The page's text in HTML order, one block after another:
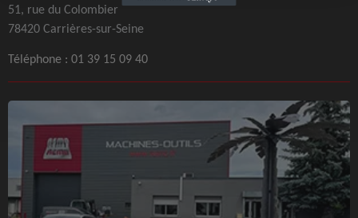
51, rue du Colombier
78420 Carrières-sur-Seine
Téléphone : 01 39 15 09 40